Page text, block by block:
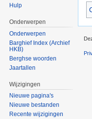
Hulp
Onderwerpen
Onderwerpen
Barghief Index (Archief
HKB)
Berghse woorden
Jaartallen
Wijzigingen
Nieuwe pagina's
Nieuwe bestanden
Recente wijzigingen